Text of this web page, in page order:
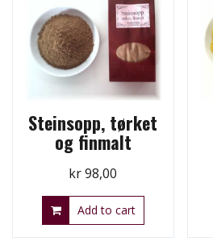
Steinsopp, tørket
og finmalt
kr98,00
Add to cart